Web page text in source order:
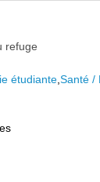
e
e
refuge
étudiante ,Santé /